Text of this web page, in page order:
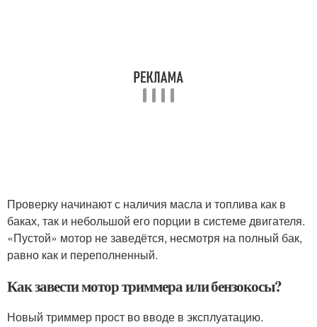
Проверку начинают с наличия масла и топлива как в
баках, так и небольшой его порции в системе двигателя.
«Пустой» мотор не заведётся, несмотря на полный бак,
равно как и переполненный.
Как завести мотор триммера или бензокосы?
Новый триммер прост во вводе в эксплуатацию.